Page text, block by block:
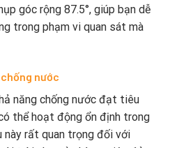
góc rộng 87.5°, giúp bạn dễ
trong phạm vi quan sát mà
nước
năng chống nước đạt tiêu
thể hoạt động ổn định trong
rất quan trọng đối với